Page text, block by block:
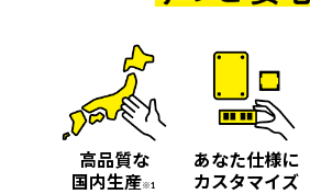
高品質な
国内生産※1
あなた仕様に
カスタマイズ